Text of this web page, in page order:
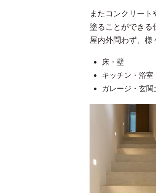
またコンクリー
塗ることができる
屋内外問わず、様
床・壁
キッチン・浴室
ガレージ・玄